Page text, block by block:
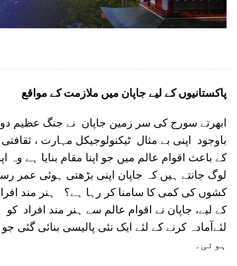
پاکستانیوں کے لیے جاپان میں ملازمت کے مواقع
ابھرتے سورج کی سر زمین جاپان نے جنگ عظیم
باوجود اپنی بے مثال ٹیکنولوجیکل مہارت ،
کے باعث اقوام عالم میں جو اپنا مقام بنایا ہے وہ
لوگ جانتے ہیں کہ جاپان اپنی بڑھتی ہوئی عمر
کشوں کی کمی کا سامنا کر رہا ہے؟ ہنر مند
کے لیے، جاپان نے اقوام عالم سے ہنر مند افراد
ہوئی۔